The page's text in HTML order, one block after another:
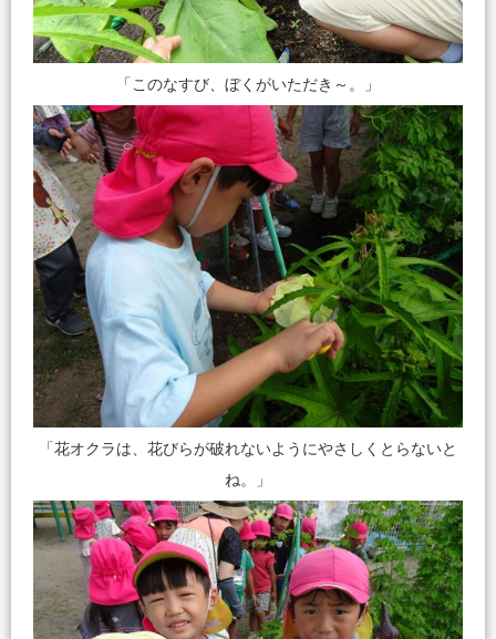
「このなすび、ぼくがいただき～。」
「花オクラは、花びらが破れないようにやさしくとらないと
ね。」